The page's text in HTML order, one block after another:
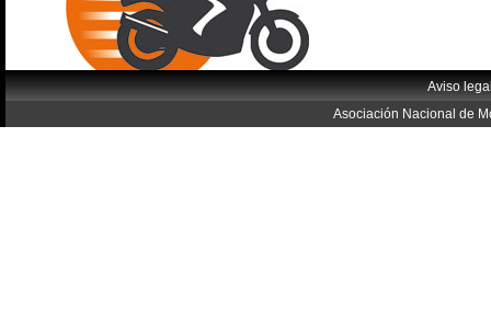
Aviso
Asociación Nacional de